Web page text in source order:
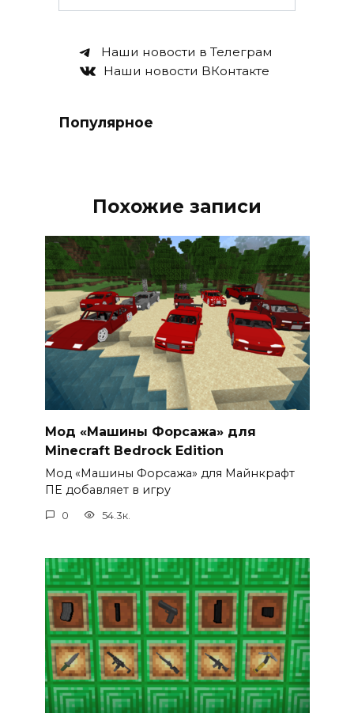
Наши новости в Телеграм
Наши новости ВКонтакте
Популярное
Похожие записи
Мод «Машины Форсажа» для
Minecraft Bedrock Edition
Мод «Машины Форсажа» для Майнкрафт
ПЕ добавляет в игру
0 54.3к.